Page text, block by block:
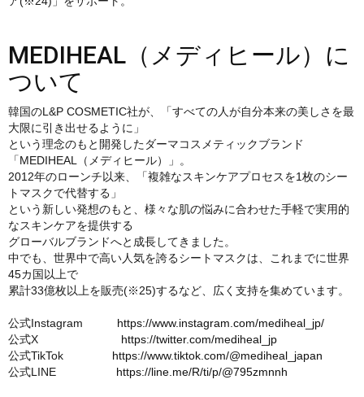
MEDIHEAL（メディヒール）に
ついて
韓国のL&P COSMETIC社が、「すべての人が自分本来の美しさを最
大限に引き出せるように」
という理念のもと開発したダーマコスメティックブランド
「MEDIHEAL（メディヒール）」。
2012年のローンチ以来、「複雑なスキンケアプロセスを1枚のシー
トマスクで代替する」
という新しい発想のもと、様々な肌の悩みに合わせた手軽で実用的
なスキンケアを提供する
グローバルブランドへと成長してきました。
中でも、世界中で高い人気を誇るシートマスクは、これまでに世界
45カ国以上で
累計33億枚以上を販売(※25)するなど、広く支持を集めています。
公式Instagram https://www.instagram.com/mediheal_jp/
公式X https://twitter.com/mediheal_jp
公式TikTok https://www.tiktok.com/@mediheal_japan
公式LINE https://line.me/R/ti/p/@795zmnnh